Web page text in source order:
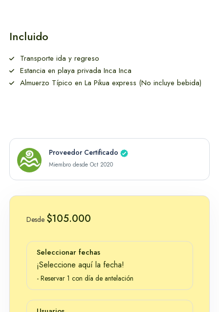
Alquiler de Carros
Experiencias más reservas en
Santa Marta
Parque Tayrona - Cabo San Juan Tayrona - Playa Cristal
Incluido
Transporte ida y regreso
Estancia en playa privada Inca Inca
Almuerzo Típico en La Pikua express (No incluye bebida)
Proveedor Certificado
Miembro desde Oct 2020
Desde $105.000
Seleccionar fechas
¡Seleccione aquí la fecha!
- Reservar 1 con día de antelación